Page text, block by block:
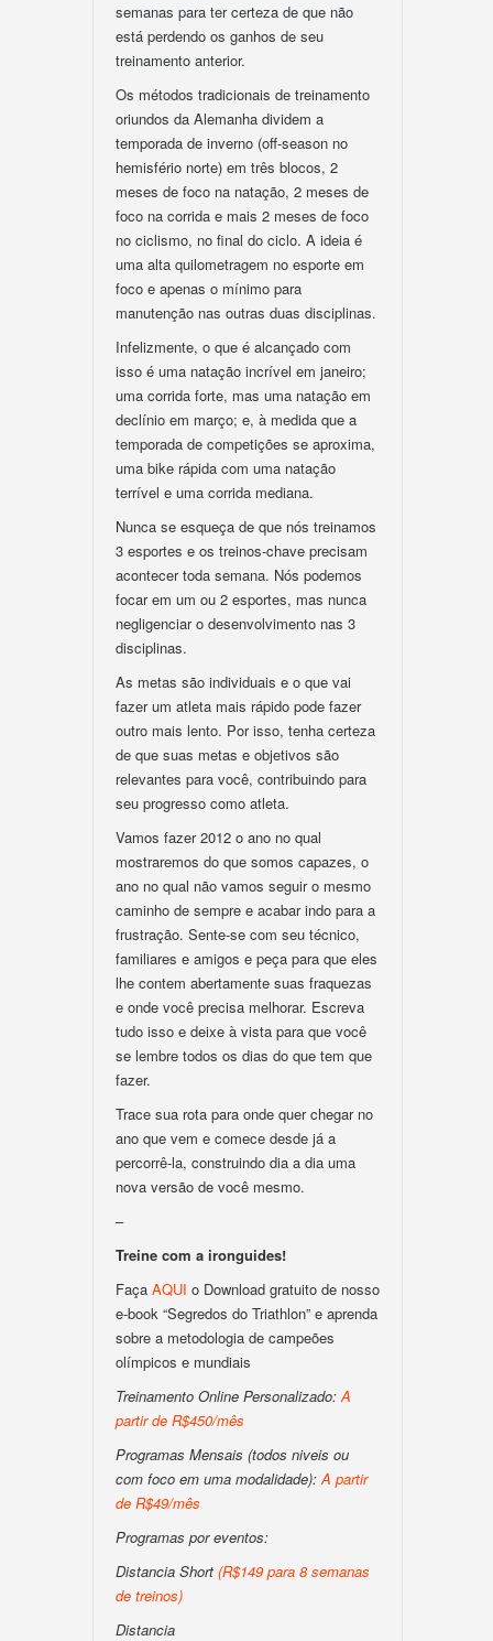
semanas para ter certeza de que não
está perdendo os ganhos de seu
treinamento anterior.
Os métodos tradicionais de treinamento
oriundos da Alemanha dividem a
temporada de inverno (off-season no
hemisfério norte) em três blocos, 2
meses de foco na natação, 2 meses de
foco na corrida e mais 2 meses de foco
no ciclismo, no final do ciclo. A ideia é
uma alta quilometragem no esporte em
foco e apenas o mínimo para
manutenção nas outras duas disciplinas.
Infelizmente, o que é alcançado com
isso é uma natação incrível em janeiro;
uma corrida forte, mas uma natação em
declínio em março; e, à medida que a
temporada de competições se aproxima,
uma bike rápida com uma natação
terrível e uma corrida mediana.
Nunca se esqueça de que nós treinamos
3 esportes e os treinos-chave precisam
acontecer toda semana. Nós podemos
focar em um ou 2 esportes, mas nunca
negligenciar o desenvolvimento nas 3
disciplinas.
As metas são individuais e o que vai
fazer um atleta mais rápido pode fazer
outro mais lento. Por isso, tenha certeza
de que suas metas e objetivos são
relevantes para você, contribuindo para
seu progresso como atleta.
Vamos fazer 2012 o ano no qual
mostraremos do que somos capazes, o
ano no qual não vamos seguir o mesmo
caminho de sempre e acabar indo para a
frustração. Sente-se com seu técnico,
familiares e amigos e peça para que eles
lhe contem abertamente suas fraquezas
e onde você precisa melhorar. Escreva
tudo isso e deixe à vista para que você
se lembre todos os dias do que tem que
fazer.
Trace sua rota para onde quer chegar no
ano que vem e comece desde já a
percorrê-la, construindo dia a dia uma
nova versão de você mesmo.
–
Treine com a ironguides!
Faça AQUI o Download gratuito de nosso
e-book “Segredos do Triathlon” e aprenda
sobre a metodologia de campeões
olímpicos e mundiais
Treinamento Online Personalizado:A
partir de R$450/mês
Programas Mensais (todos niveis ou
com foco em uma modalidade):A partir
de R$49/mês
Programas por eventos:
Distancia Short (R$149 para 8 semanas
de treinos)
Distancia